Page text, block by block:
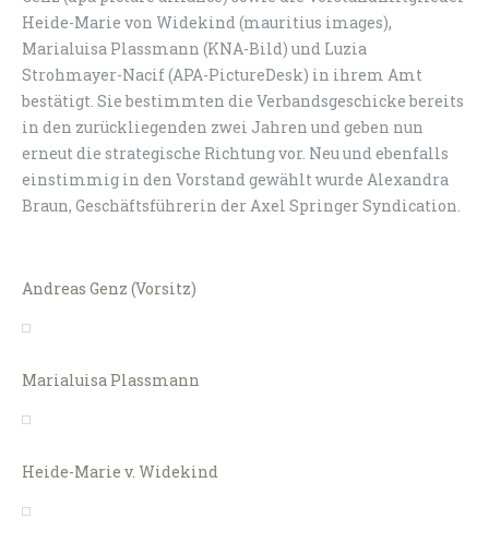
Heide-Marie von Widekind (mauritius images),
Marialuisa Plassmann (KNA-Bild) und Luzia
Strohmayer-Nacif (APA-PictureDesk) in ihrem Amt
bestätigt. Sie bestimmten die Verbandsgeschicke bereits
in den zurückliegenden zwei Jahren und geben nun
erneut die strategische Richtung vor. Neu und ebenfalls
einstimmig in den Vorstand gewählt wurde Alexandra
Braun, Geschäftsführerin der Axel Springer Syndication.
Andreas Genz (Vorsitz)
Marialuisa Plassmann
Heide-Marie v. Widekind